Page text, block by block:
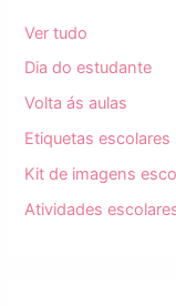
Ver tudo
Dia do estudante
Volta ás aulas
Etiquetas escolares
Kit de imagens
Atividades